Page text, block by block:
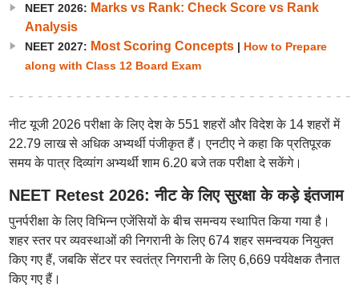
NEET 2026: Marks vs Rank: Check Score vs Rank
Analysis
NEET 2027: Most Scoring Concepts| How to Prepare
along with Class 12 Board Exam
नीट यूजी 2026 परीक्षा के लिए देश के 551 शहरों और विदेश के 14 शहरों में
22.79 लाख से अधिक अभ्यर्थी पंजीकृत हैं। एनटीए ने कहा कि प्रतिपूरक
समय के पात्र दिव्यांग अभ्यर्थी शाम 6.20 बजे तक परीक्षा दे सकेंगे।
NEET Retest 2026: नीट के लिए सुरक्षा के कड़े इंतजाम
पुनर्परीक्षा के लिए विभिन्न एजेंसियों के बीच समन्वय स्थापित किया गया है।
शहर स्तर पर व्यवस्थाओं की निगरानी के लिए 674 शहर समन्वयक नियुक्त
किए गए हैं, जबकि सेंटर पर स्वतंत्र निगरानी के लिए 6,669 पर्यवेक्षक तैनात
किए गए हैं।